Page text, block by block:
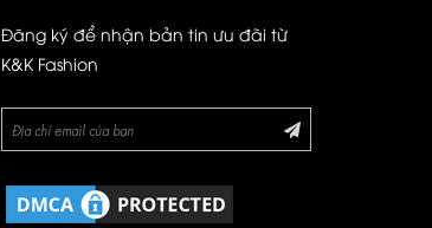
Đăng ký để nhận bản tin ưu đãi từ
K&K Fashion